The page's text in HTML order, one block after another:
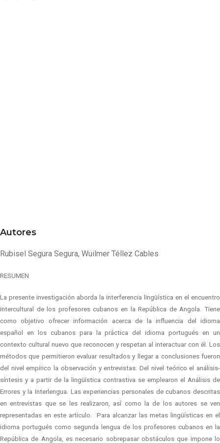
Autores
Rubisel Segura Segura, Wuilmer Téllez Cables
RESUMEN
La presente investigación aborda la interferencia lingüística en el encuentro
intercultural de los profesores cubanos en la República de Angola. Tiene
como objetivo ofrecer información acerca de la influencia del idioma
español en los cubanos para la práctica del idioma portugués en un
contexto cultural nuevo que reconocen y respetan al interactuar con él. Los
métodos que permitieron evaluar resultados y llegar a conclusiones fueron
del nivel empírico la observación y entrevistas. Del nivel teórico el análisis-
síntesis y a partir de la lingüística contrastiva se emplearon el Análisis de
Errores y la Interlengua. Las experiencias personales de cubanos descritas
en entrevistas que se les realizaron, así como la de los autores se ven
representadas en este artículo.
Para alcanzar las metas lingüísticas en el
idioma portugués como segunda lengua de los profesores cubanos en la
República de Angola, es necesario sobrepasar obstáculos que impone lo